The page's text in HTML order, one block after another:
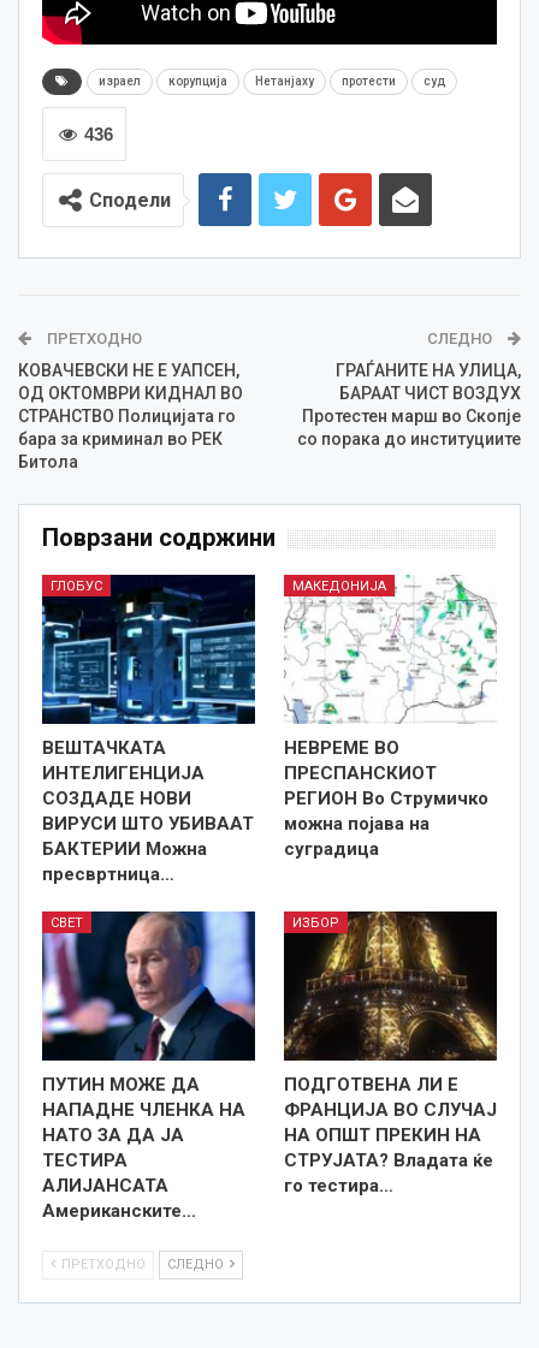
израел корупција Нетанјаху протести суд
436
Сподели
ПРЕТХОДНО
КОВАЧЕВСКИ НЕ Е УАПСЕН,
ОД ОКТОМВРИ КИДНАЛ ВО
СТРАНСТВО Полицијата го
бара за криминал во РЕК
Битола
СЛЕДНО
ГРАЃАНИТЕ НА УЛИЦА,
БАРААТ ЧИСТ ВОЗДУХ
Протестен марш во Скопје
со порака до институциите
Поврзани содржини
ГЛОБУС
ВЕШТАЧКАТА
ИНТЕЛИГЕНЦИЈА
СОЗДАДЕ НОВИ
ВИРУСИ ШТО УБИВААТ
БАКТЕРИИ Можна
пресвртница…
МАКЕДОНИЈА
НЕВРЕМЕ ВО
ПРЕСПАНСКИОТ
РЕГИОН Во Струмичко
можна појава на
суградица
СВЕТ
ПУТИН МОЖЕ ДА
НАПАДНЕ ЧЛЕНКА НА
НАТО ЗА ДА ЈА
ТЕСТИРА
АЛИЈАНСАТА
Американските…
ИЗБОР
ПОДГОТВЕНА ЛИ Е
ФРАНЦИЈА ВО СЛУЧАЈ
НА ОПШТ ПРЕКИН НА
СТРУЈАТА? Владата ќе
го тестира…
ПРЕТХОДНО СЛЕДНО